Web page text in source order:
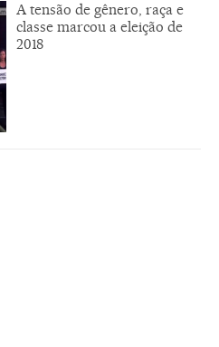
A tensão de gênero, raça e
classe marcou a eleição de
2018